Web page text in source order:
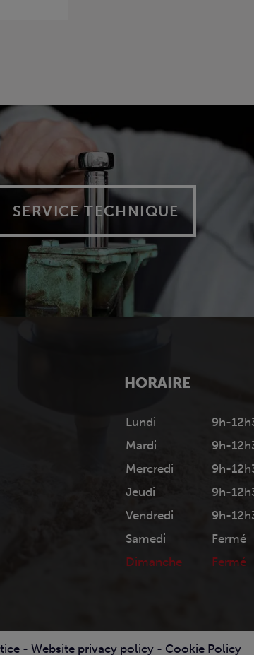
SERVICE TECHNIQUE
HORAIRE
Lundi
9h-
Mardi
9h-
Mercredi
9h-
Jeudi
9h-
Vendredi
9h-
Samedi
Fermé
Dimanche
Fermé
- Website privacy policy - Cookie Policy